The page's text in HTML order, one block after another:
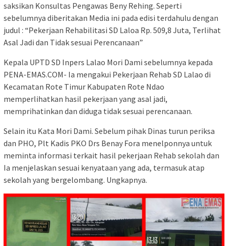
saksikan Konsultas Pengawas Beny Rehing. Seperti
sebelumnya diberitakan Media ini pada edisi terdahulu dengan
judul : “Pekerjaan Rehabilitasi SD Laloa Rp. 509,8 Juta, Terlihat
Asal Jadi dan Tidak sesuai Perencanaan”
Kepala UPTD SD Inpers Lalao Mori Dami sebelumnya kepada
PENA-EMAS.COM- Ia mengakui Pekerjaan Rehab SD Lalao di
Kecamatan Rote Timur Kabupaten Rote Ndao
memperlihatkan hasil pekerjaan yang asal jadi,
memprihatinkan dan diduga tidak sesuai perencanaan.
Selain itu Kata Mori Dami. Sebelum pihak Dinas turun periksa
dan PHO, Plt Kadis PKO Drs Benay Fora menelponnya untuk
meminta informasi terkait hasil pekerjaan Rehab sekolah dan
Ia menjelaskan sesuai kenyataan yang ada, termasuk atap
sekolah yang bergelombang. Ungkapnya.